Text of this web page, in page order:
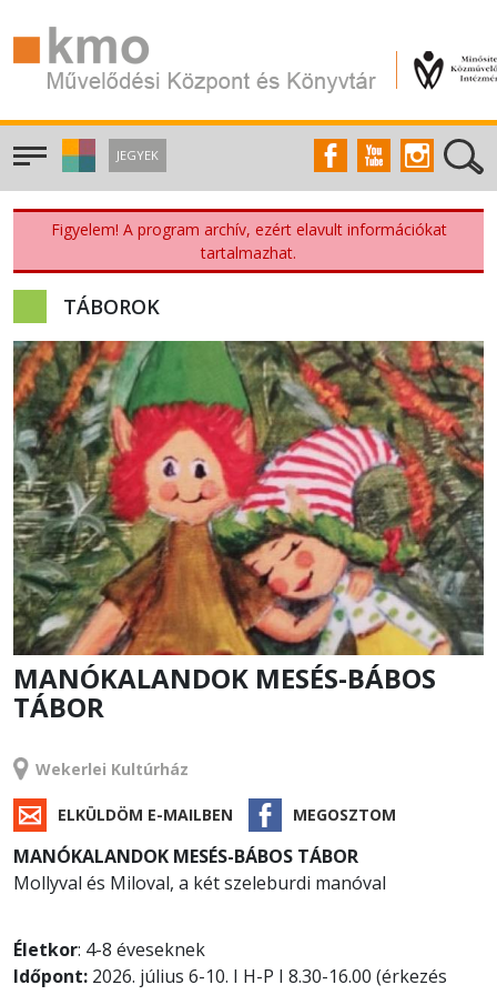
JEGYEK
Figyelem! A program archív, ezért elavult információkat
tartalmazhat.
TÁBOROK
MANÓKALANDOK MESÉS-BÁBOS
TÁBOR
Wekerlei Kultúrház
ELKÜLDÖM E-MAILBEN MEGOSZTOM
MANÓKALANDOK MESÉS-BÁBOS TÁBOR
Mollyval és Miloval, a két szeleburdi manóval
Életkor: 4-8 éveseknek
Időpont: 2026. július 6-10. I H-P I 8.30-16.00 (érkezés